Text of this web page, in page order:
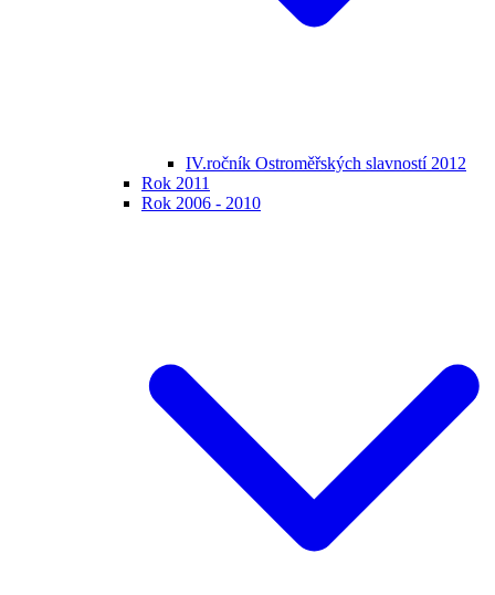
IV.ročník Ostroměřských slavností 2012
Rok 2011
Rok 2006 - 2010